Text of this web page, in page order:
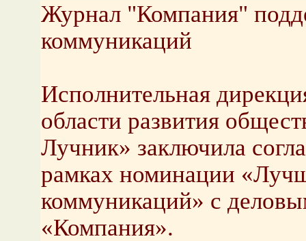
Журнал "Компания"
коммуникаций
Исполнительная
области развития
Лучник» заключила
рамках номинации
коммуникаций» с
«Компания».